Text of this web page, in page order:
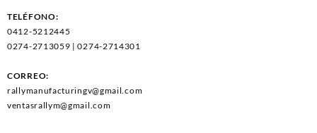
TELÉFONO:
0412-5212445
0274-2713059 | 0274-2714301
CORREO:
rallymanufacturingv@gmail.com
ventasrallym@gmail.com